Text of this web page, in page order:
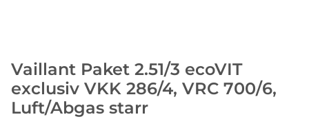
Vaillant Paket 2.51/3 ecoVIT
exclusiv VKK 286/4, VRC 700/6,
Luft/Abgas starr